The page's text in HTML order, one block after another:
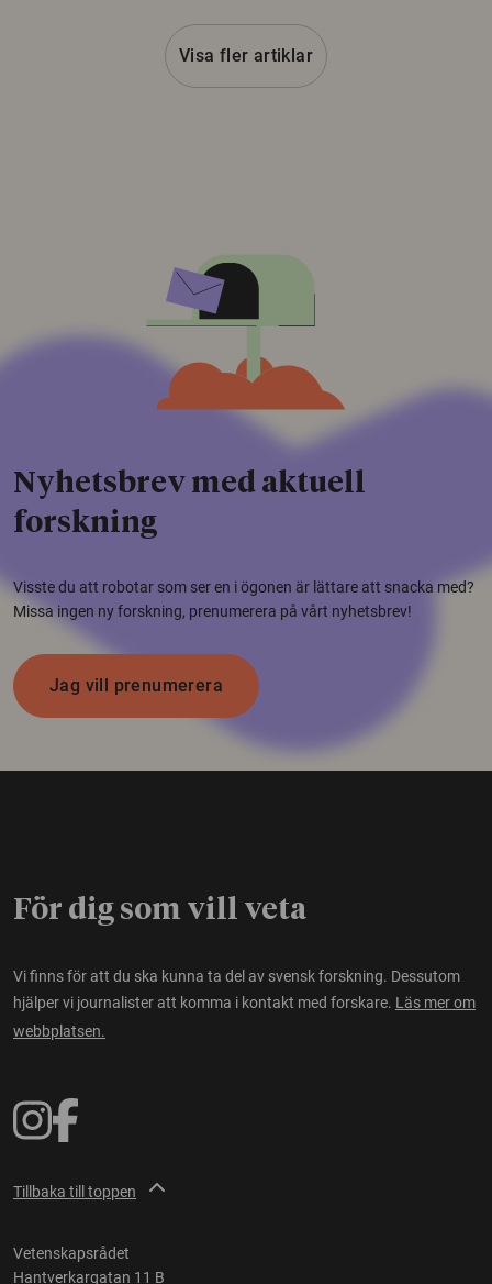
Visa fler artiklar
Nyhetsbrev med aktuell
forskning
Visste du att robotar som ser en i ögonen är lättare att snacka med?
Missa ingen ny forskning, prenumerera på vårt nyhetsbrev!
Jag vill prenumerera
För dig som vill veta
Vi finns för att du ska kunna ta del av svensk forskning. Dessutom
hjälper vi journalister att komma i kontakt med forskare. Läs mer om
webbplatsen.
Tillbaka till toppen
Vetenskapsrådet
Hantverkargatan 11 B